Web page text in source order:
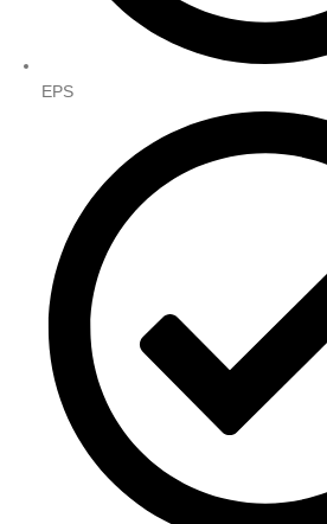
EPS